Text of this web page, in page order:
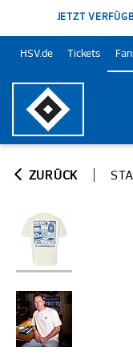
JETZT
HSV.de Tickets
ZURÜCK